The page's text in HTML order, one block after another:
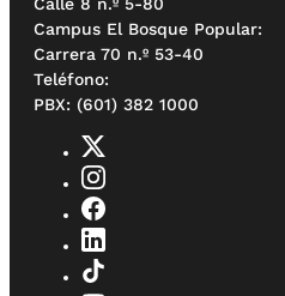
Calle 8 n.º 5-80
Campus El Bosque Popular:
Carrera 70 n.º 53-40
Teléfono:
PBX: (601) 382 1000